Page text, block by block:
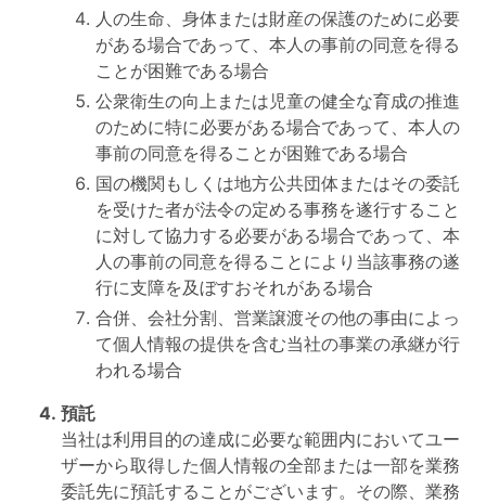
人の生命、身体または財産の保護のために必要
がある場合であって、本人の事前の同意を得る
ことが困難である場合
公衆衛生の向上または児童の健全な育成の推進
のために特に必要がある場合であって、本人の
事前の同意を得ることが困難である場合
国の機関もしくは地方公共団体またはその委託
を受けた者が法令の定める事務を遂行すること
に対して協力する必要がある場合であって、本
人の事前の同意を得ることにより当該事務の遂
行に支障を及ぼすおそれがある場合
合併、会社分割、営業譲渡その他の事由によっ
て個人情報の提供を含む当社の事業の承継が行
われる場合
預託
当社は利用目的の達成に必要な範囲内においてユー
ザーから取得した個人情報の全部または一部を業務
委託先に預託することがございます。その際、業務